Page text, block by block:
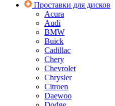
Проставки для дисков
Acura
Audi
BMW
Buick
Cadillac
Chery
Chevrolet
Chrysler
Citroen
Daewoo